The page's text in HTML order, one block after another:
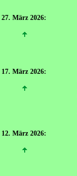
27. März 2026:
17. März 2026:
12. März 2026: